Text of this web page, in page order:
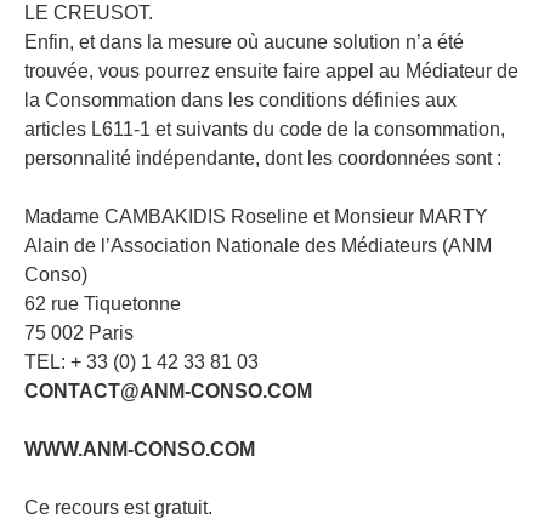
LE CREUSOT.
Enfin, et dans la mesure où aucune solution n’a été
trouvée, vous pourrez ensuite faire appel au Médiateur de
la Consommation dans les conditions définies aux
articles L611-1 et suivants du code de la consommation,
personnalité indépendante, dont les coordonnées sont :
Madame CAMBAKIDIS Roseline et Monsieur MARTY
Alain de l’Association Nationale des Médiateurs (ANM
Conso)
62 rue Tiquetonne
75 002 Paris
TEL: + 33 (0) 1 42 33 81 03
CONTACT@ANM-CONSO.COM
WWW.ANM-CONSO.COM
Ce recours est gratuit.